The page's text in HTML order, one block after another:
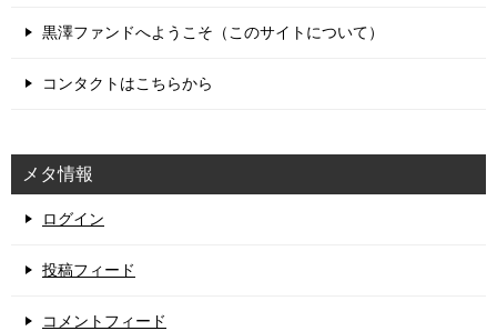
黒澤ファンドへようこそ（このサイトについて）
コンタクトはこちらから
メタ情報
ログイン
投稿フィード
コメントフィード